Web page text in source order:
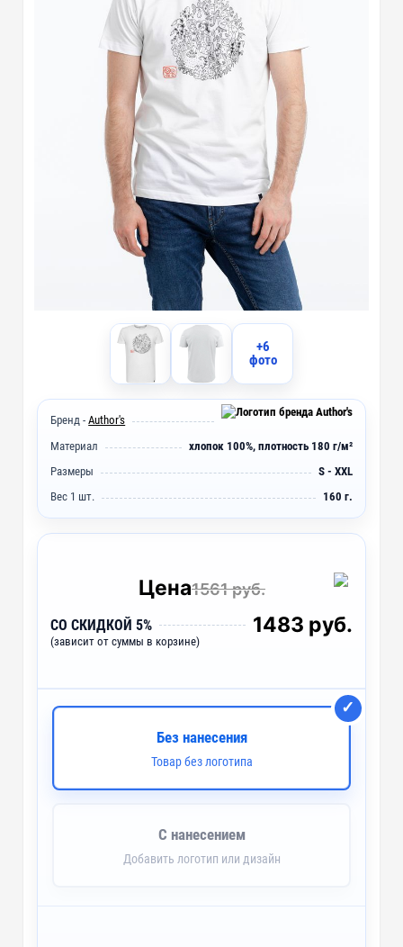
+6
фото
Бренд -Author's
Материал
хлопок 100%, плотность 180 г/м²
Размеры
S - XXL
Вес 1 шт.
160 г.
Цена1561 руб.
СО СКИДКОЙ 5%
(зависит от суммы в корзине)
1483 руб.
Без нанесения
Товар без логотипа
С нанесением
Добавить логотип или дизайн